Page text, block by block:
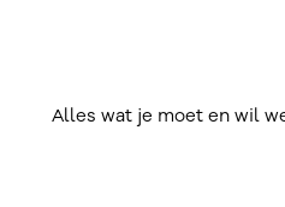
Alles wat je moet en wil